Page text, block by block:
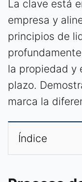
La clave está
empresa y
principios de
la propiedad y
plazo.
marca la
Índice